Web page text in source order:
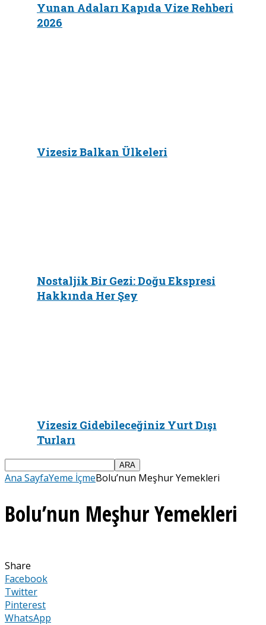
Yunan Adaları Kapıda Vize Rehberi
2026
Vizesiz Balkan Ülkeleri
Nostaljik Bir Gezi: Doğu Ekspresi
Hakkında Her Şey
Vizesiz Gidebileceğiniz Yurt Dışı
Turları
Ana SayfaYeme İçmeBolu’nun Meşhur Yemekleri
Bolu’nun Meşhur Yemekleri
Share
Facebook
Twitter
Pinterest
WhatsApp